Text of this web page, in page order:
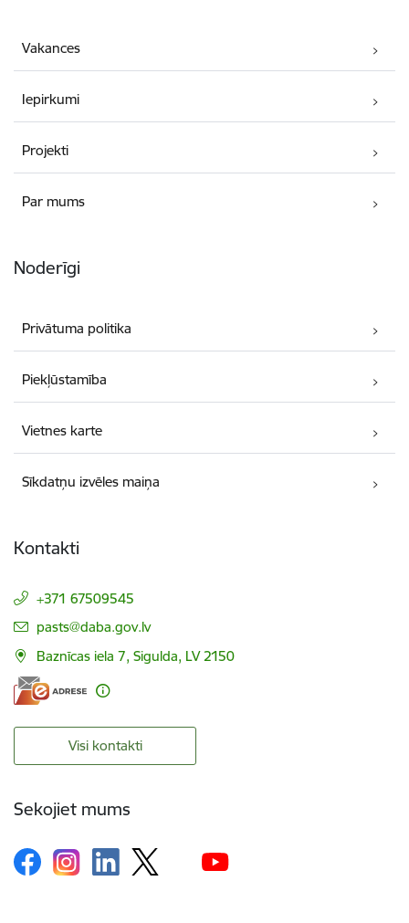
Vakances
Iepirkumi
Projekti
Par mums
Noderīgi
Privātuma politika
Piekļūstamība
Vietnes karte
Sīkdatņu izvēles maiņa
Kontakti
+371 67509545
E-pasts:
pasts@daba.gov.lv
Baznīcas iela 7, Sigulda, LV 2150
Visi kontakti
Sekojiet mums